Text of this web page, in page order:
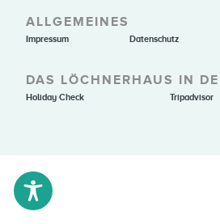
ALLGEMEINES
Impressum Datenschutz
DAS LÖCHNERHAUS IN
Holiday Check Tripadvisor